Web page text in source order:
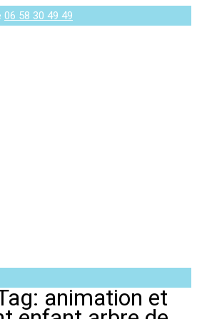
06 58 30 49 49
animation et